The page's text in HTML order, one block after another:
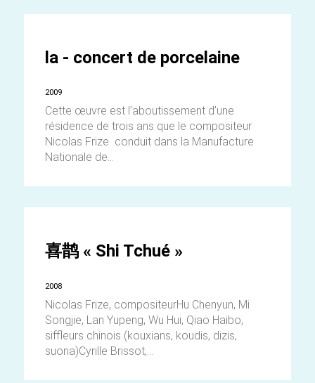
la - concert de porcelaine
2009
Cette œuvre est l’aboutissement d’une
résidence de trois ans que le compositeur
Nicolas Frize conduit dans la Manufacture
Nationale de...
喜鹊 « Shi Tchué »
2008
Nicolas Frize, compositeurHu Chenyun, Mi
Songjie, Lan Yupeng, Wu Hui, Qiao Haibo,
siffleurs chinois (kouxians, koudis, dizis,
suona)Cyrille Brissot,...